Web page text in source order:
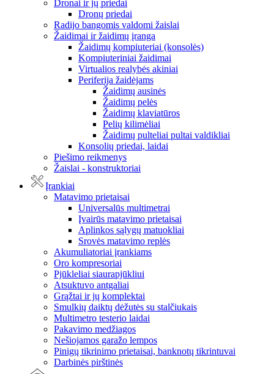
Dronai ir jų priedai
Dronų priedai
Radijo bangomis valdomi žaislai
Žaidimai ir žaidimų įranga
Žaidimų kompiuteriai (konsolės)
Kompiuteriniai žaidimai
Virtualios realybės akiniai
Periferija žaidėjams
Žaidimų ausinės
Žaidimų pelės
Žaidimų klaviatūros
Pelių kilimėliai
Žaidimų pulteliai pultai valdikliai
Konsolių priedai, laidai
Piešimo reikmenys
Žaislai - konstruktoriai
Įrankiai
Matavimo prietaisai
Universalūs multimetrai
Įvairūs matavimo prietaisai
Aplinkos sąlygų matuokliai
Srovės matavimo replės
Akumuliatoriai įrankiams
Oro kompresoriai
Pjūkleliai siaurapjūkliui
Atsuktuvo antgaliai
Grąžtai ir jų komplektai
Smulkių daiktų dėžutės su stalčiukais
Multimetro testerio laidai
Pakavimo medžiagos
Nešiojamos garažo lempos
Pinigų tikrinimo prietaisai, banknotų tikrintuvai
Darbinės pirštinės